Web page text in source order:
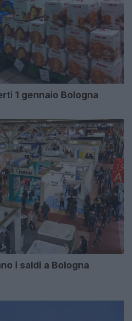
1 gennaio Bologna
i saldi a Bologna